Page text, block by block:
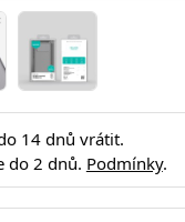
14 dnů vrátit.
do 2 dnů. Podmínky.